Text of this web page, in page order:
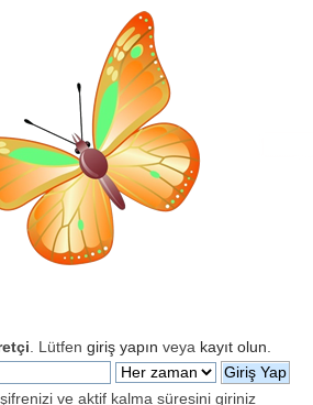
. Lütfen giriş yapın veya kayıt olun
şifrenizi ve aktif kalma süresini giriniz